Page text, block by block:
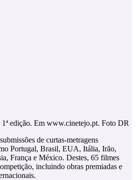
edição. Em www.cinetejo.pt. Foto DR
de curtas-metragens
Portugal, Brasil, EUA, Itália, Irão,
França e México. Destes, 65 filmes
incluindo obras premiadas e